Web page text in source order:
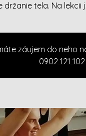
držanie tela. Na lekcii
záujem do neho
0902 121 102